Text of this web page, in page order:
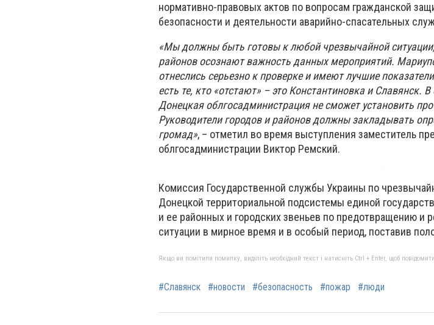
нормативно-правовых актов по вопросам гражданской
безопасности и деятельности аварийно-спасательных
«Мы должны быть готовы к любой чрезвычайной ситуации,
районов осознают важность данных мероприятий.
отнеслись серьезно к проверке и имеют лучшие
есть те, кто «отстают» – это Константиновка и Славянск.
Донецкая облгосадминистрация не сможет установить
Руководители городов и районов должны закладывать
громад», – отметил во время выступления заместитель
облгосадминистрации Виктор Ремский.
Комиссия Государственной службы Украины по
Донецкой территориальной подсистемы единой
и ее районных и городских звеньев по предотвращению и
ситуации в мирное время и в особый период, поставив
Якщо ви помітили помилку, виділіть необхідний текст і натисніть Ctrl + Enter, щоб
#Славянск #новости #безопасность #пожар #люди